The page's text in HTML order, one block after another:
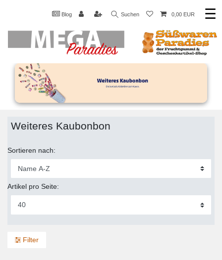
Blog Suchen 0,00 EUR ☰
Weiteres Kaubonbon
Sortieren nach:
Artikel pro Seite:
Filter